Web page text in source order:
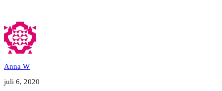
Anna W
juli 6, 2020